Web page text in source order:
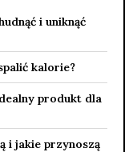
i uniknąć
kalorie?
produkt dla
i jakie przynoszą